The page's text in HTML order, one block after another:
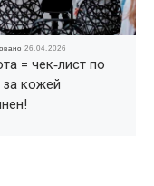
26.04.2026
= чек‑лист по
за кожей